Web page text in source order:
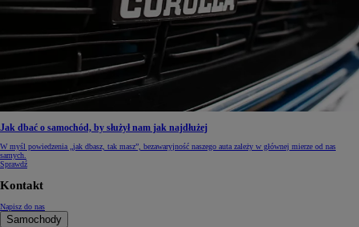
Jak dbać o samochód, by służył nam jak najdłużej
W myśl powiedzenia „jak dbasz, tak masz”, bezawaryjność naszego auta zależy w głównej mierze od nas
samych.
Sprawdź
Kontakt
Napisz do nas
Samochody